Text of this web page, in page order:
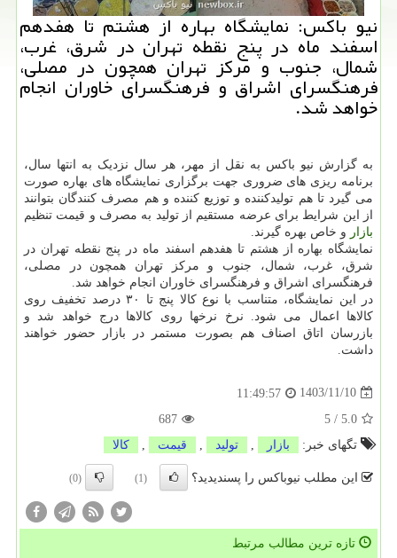
نیو باکس: نمایشگاه بهاره از هشتم تا هفدهم
اسفند ماه در پنج نقطه تهران در شرق، غرب،
شمال، جنوب و مرکز تهران همچون در مصلی،
فرهنگسرای اشراق و فرهنگسرای خاوران انجام
خواهد شد.
به گزارش نیو باکس به نقل از مهر، هر سال نزدیک به انتها سال،
برنامه ریزی های ضروری جهت برگزاری نمایشگاه های بهاره صورت
می گیرد تا هم تولیدکننده و توزیع کننده و هم مصرف کنندگان بتوانند
از این شرایط برای عرضه مستقیم از تولید به مصرف و قیمت تنظیم
بازار و خاص بهره گیرند.
نمایشگاه بهاره از هشتم تا هفدهم اسفند ماه در پنج نقطه تهران در
شرق، غرب، شمال، جنوب و مرکز تهران همچون در مصلی،
فرهنگسرای اشراق و فرهنگسرای خاوران انجام خواهد شد.
در این نمایشگاه، متناسب با نوع کالا پنج تا ۳۰ درصد تخفیف روی
کالاها اعمال می شود. نرخ نرخها روی کالاها درج خواهد شد و
بازرسان اتاق اصناف هم بصورت مستمر در بازار حضور خواهند
داشت.
1403/11/10
11:49:57
5.0
/
5
687
تگهای خبر:
بازار , تولید , قیمت , كالا
این مطلب نیوباکس را پسندیدید؟ (1)
(0)
تازه ترین مطالب مرتبط